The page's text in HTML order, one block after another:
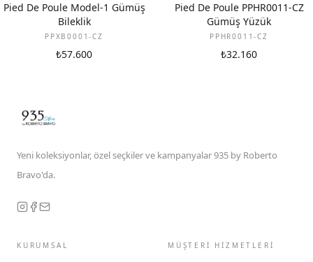
Pied De Poule Model-1 Gümüş
Bileklik
PPXB0001-CZ
₺57.600
Pied De Poule PPHR0011-CZ
Gümüş Yüzük
PPHR0011-CZ
₺32.160
Yeni koleksiyonlar, özel seçkiler ve kampanyalar 935 by Roberto
Bravo'da.
KURUMSAL MÜŞTERİ HİZMETLERİ